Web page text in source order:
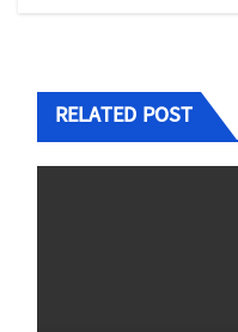
RELATED POST